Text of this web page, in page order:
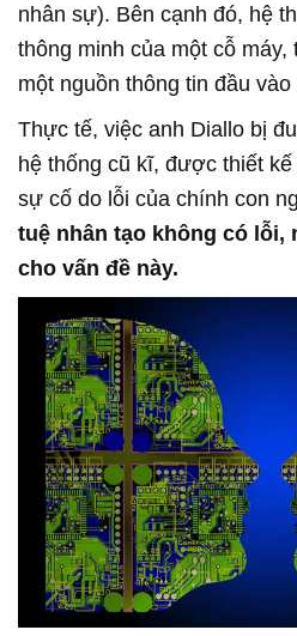
nhân sự). Bên cạnh đó, hệ
thông minh của một cỗ
một nguồn thông tin đầu vào
Thực tế, việc anh Diallo bị
hệ thống cũ kĩ, được thiết
sự cố do lỗi của chính con
tuệ nhân tạo không có lỗi,
cho vấn đề này.